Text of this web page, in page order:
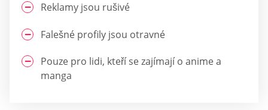
Reklamy jsou rušivé
Falešné profily jsou otravné
Pouze pro lidi, kteří se zajímají o anime a
manga